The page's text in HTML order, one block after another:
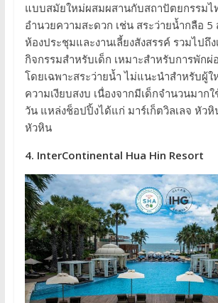
แบบสมัยใหม่ผสมผสานกับสถาปัตยกรรมไ
อำนวยความสะดวก เช่น สระว่ายน้ำกลือ 5
ห้องประชุมและงานเลี้ยงสังสรรค์ รวมไปถึง
กิจกรรมสำหรับเด็ก เหมาะสำหรับการพัก
โดยเฉพาะสระว่ายน้ำ ไม่แนะนำสำหรับผู้
ความเงียบสงบ เนื่องจากมีเด็กจำนวนมาก
วัน แหล่งช็อปปิ้งได้แก่ มาร์เก็ตวิลเลจ หัว
หัวหิน
4. InterContinental Hua Hin Resort